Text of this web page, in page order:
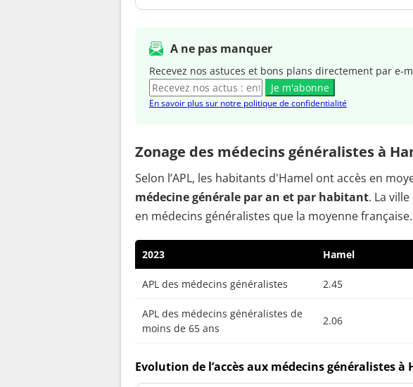
A ne pas manquer
Recevez nos astuces et bons plans directement par e-
Je m'abonne
En savoir plus sur notre politique de confidentialité
Zonage des médecins généralistes à
Selon l’APL, les habitants d'Hamel ont accès en
médecine générale par an et par habitant. La
en médecins généralistes que la moyenne française.
2023 Hamel
APL des médecins généralistes 2.45
APL des médecins généralistes de
moins de 65 ans
2.06
Evolution de l’accès aux médecins généralistes à